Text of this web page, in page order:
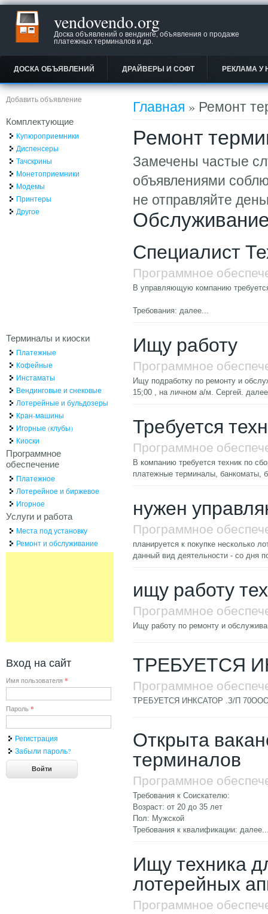
vendovendo.org
Доска объявлений о вендинге, объявления о продаже
платежных терминалов и др.
ДОСКА ОБЪЯВЛЕНИЙ ДРАЙВЕРЫ И СОФТ РЕКЛАМА У
Вы здесь
Главная » Ремонт
Ремонт
Замечены частые
объявлениями
не отправляйте
Специалист
Программное
В управляющую компанию
Требования: далее...
Ищу работу
Программное
Ищу подработку по ремонту и
15;00 , на личном а/м. Сергей.
Требуется
Программное
В компанию требуется техник по
платежные терминалы, банкоматы,
нужен
Программное
планируется к покупке несколько
данный вид деятельности - со дня
ищу работу
Программное
Ищу работу по ремонту и
ТРЕБУЕТСЯ
Программное
ТРЕБУЕТСЯ ИНКСАТОР .З/П
Открыта
терминалов
Программное
Требования к Соискателю:
Возраст: от 20 до 35 лет
Пол: Мужской
Требования к квалификации:
Ищу техника
лотерейных
Программное
Добавить объявление
Комплектующие
Купюроприемники
Диспенсеры
Тачскрины
Монетоприемники
Модемы
Принтеры
Другое
Терминалы и киоски
Платежные
Кофейные
Инстаматы
Вендинговые и снековые
Лотерейные и бульдозеры
Кран-машины
Игорные (клубы)
Киоски
Программное
обеспечение
Платежное
Лотерейное и биржевое
Игорное
Услуги и работа
Места под установку
Ремонт и обслуживание
Вход на сайт
Имя пользователя *
Пароль *
Регистрация
Забыли пароль?